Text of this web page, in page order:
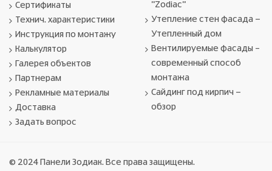
Сертификаты
Технич. характеристики
Инструкция по монтажу
Калькулятор
Галерея объектов
Партнерам
Рекламные материалы
Доставка
Задать вопрос
"Zodiac"
Утепление стен фасада -
Утепленный дом
Вентилируемые фасады –
современный способ
монтажа
Сайдинг под кирпич -
обзор
© 2024 Панели Зодиак. Все права защищены.